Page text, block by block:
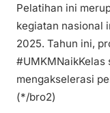
Pelatihan ini
kegiatan nasional
2025. Tahun ini,
#UMKMNaikKelas
mengakselerasi
(*/bro2)